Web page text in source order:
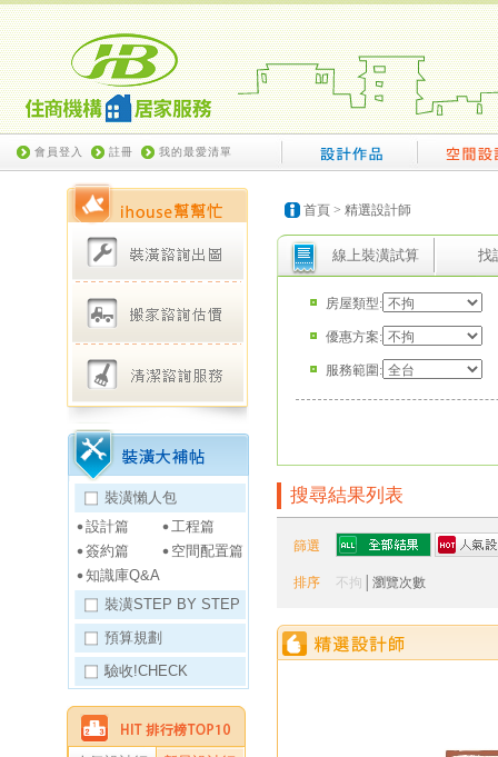
會員登入 註冊 我的最愛清單
裝潢懶人包
設計篇
工程篇
簽約篇
空間配置篇
知識庫Q&A
裝潢STEP BY STEP
預算規劃
驗收!CHECK
首頁 > 精選設計師
線上裝潢試算 找
房屋類型:
優惠方案:
服務範圍:
搜尋結果列表
篩選
排序 不拘 瀏覽次數